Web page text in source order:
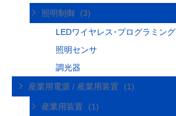
照明制御
(3)
LEDワイヤレス･プログラミング
照明センサ
調光器
産業用電源 / 産業用装置
(1)
産業用装置
(1)